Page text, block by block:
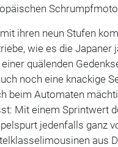
ihren neun Stufen
wie es die Japaner
quälenden
noch eine knackige
beim Automaten
Mit einem Sprintwert
jedenfalls ganz
aus